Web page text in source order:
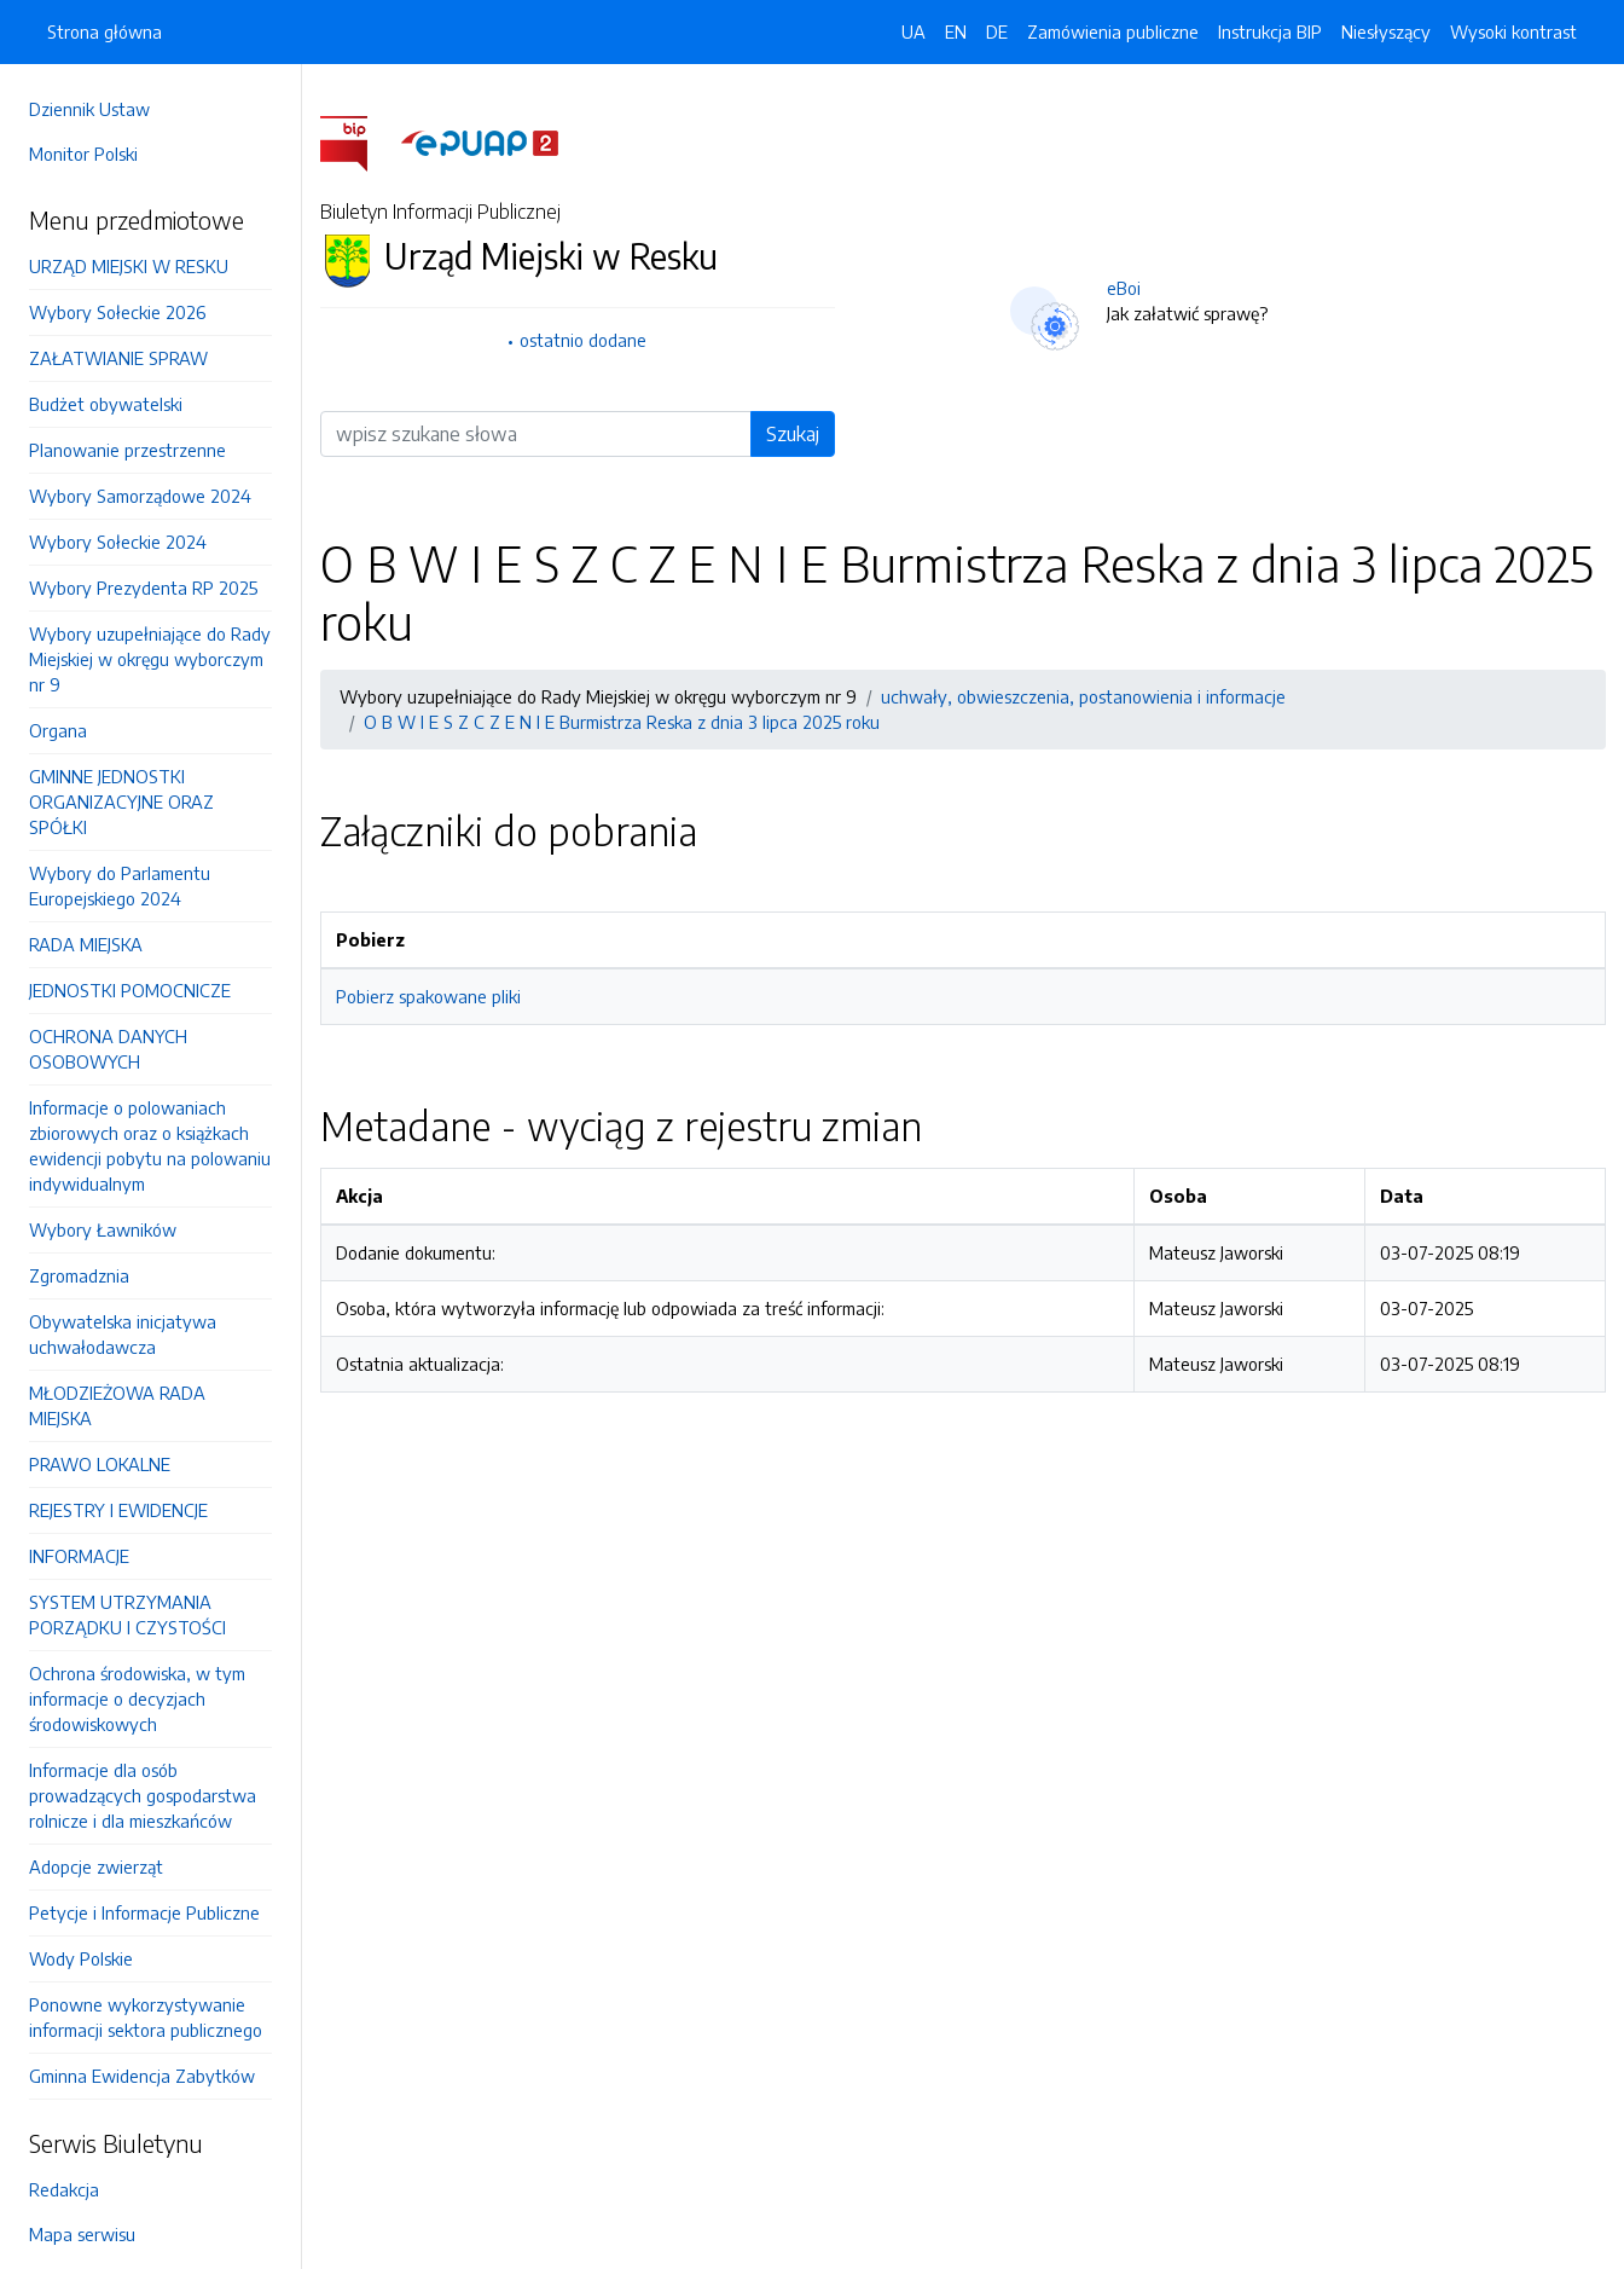
Dziennik Ustaw
Monitor Polski
Menu przedmiotowe
URZĄD MIEJSKI W RESKU
Wybory Sołeckie 2026
ZAŁATWIANIE SPRAW
Budżet obywatelski
Planowanie przestrzenne
Wybory Samorządowe 2024
Wybory Sołeckie 2024
Wybory Prezydenta RP 2025
Wybory uzupełniające do Rady
Miejskiej w okręgu wyborczym
nr 9
Organa
GMINNE JEDNOSTKI
ORGANIZACYJNE ORAZ
SPÓŁKI
Wybory do Parlamentu
Europejskiego 2024
RADA MIEJSKA
JEDNOSTKI POMOCNICZE
OCHRONA DANYCH
OSOBOWYCH
Informacje o polowaniach
zbiorowych oraz o książkach
ewidencji pobytu na polowaniu
indywidualnym
Wybory Ławników
Zgromadznia
Obywatelska inicjatywa
uchwałodawcza
MŁODZIEŻOWA RADA
MIEJSKA
PRAWO LOKALNE
REJESTRY I EWIDENCJE
INFORMACJE
SYSTEM UTRZYMANIA
PORZĄDKU I CZYSTOŚCI
Ochrona środowiska, w tym
informacje o decyzjach
środowiskowych
Informacje dla osób
prowadzących gospodarstwa
rolnicze i dla mieszkańców
Adopcje zwierząt
Petycje i Informacje Publiczne
Wody Polskie
Ponowne wykorzystywanie
informacji sektora publicznego
Gminna Ewidencja Zabytków
Serwis Biuletynu
Redakcja
Mapa serwisu
Strona główna UA EN DE Zamówienia publiczne Instrukcja BIP Niesłyszący Wysoki kontrast
Biuletyn Informacji Publicznej
Urząd Miejski w Resku
ostatnio dodane
Wyszukiwarka Szukaj
eBoi
Jak załatwić sprawę?
O B W I E S Z C Z E N I E Burmistrza Reska z dnia 3 lipca 2025
roku
Wybory uzupełniające do Rady Miejskiej w okręgu wyborczym nr 9
uchwały, obwieszczenia, postanowienia i informacje
O B W I E S Z C Z E N I E Burmistrza Reska z dnia 3 lipca 2025 roku
Załączniki do pobrania
Pobierz
Pobierz spakowane pliki
Metadane - wyciąg z rejestru zmian
Akcja Osoba Data
Dodanie dokumentu: Mateusz Jaworski 03-07-2025 08:19
Osoba, która wytworzyła informację lub odpowiada za treść informacji: Mateusz Jaworski 03-07-2025
Ostatnia aktualizacja: Mateusz Jaworski 03-07-2025 08:19